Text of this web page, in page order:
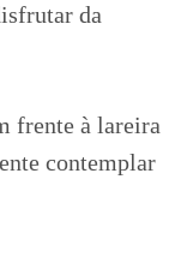
da
frente à lareira
contemplar